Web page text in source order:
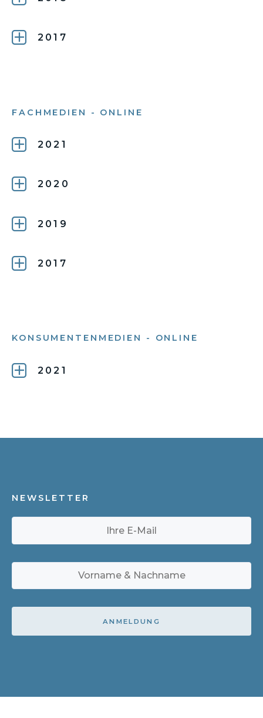
2017
FACHMEDIEN - ONLINE
2021
2020
2019
2017
KONSUMENTENMEDIEN - ONLINE
2021
NEWSLETTER
ANMELDUNG